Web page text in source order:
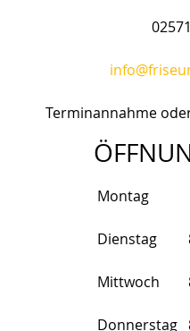
Terminannahme
Montag
Dienstag
Mittwoch
Donnerstag